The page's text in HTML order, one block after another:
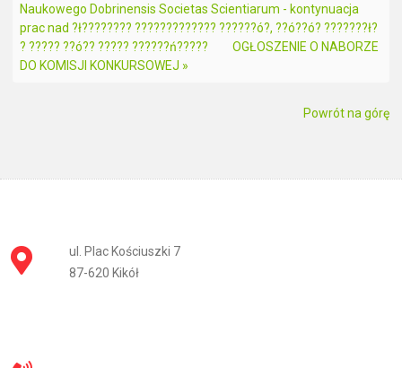
Naukowego Dobrinensis Societas Scientiarum - kontynuacja
prac nad ?ł???????? ????????????? ??????ó?, ??ó??ó? ???????ł?
? ????? ??ó?? ????? ??????ń?????
OGŁOSZENIE O NABORZE
DO KOMISJI KONKURSOWEJ »
Powrót na górę
ul. Plac Kościuszki 7
87-620 Kikół